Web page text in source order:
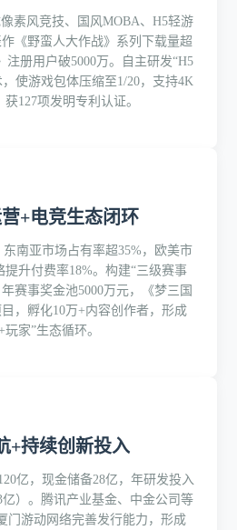
素风竞技、国风MOBA、H5轻游
《野蛮人大作战》系列下载量超
注册用户破5000万。自主研发“H5
使游戏包体压缩至1/20，支持4K
127项发明专利认证。
+电竞生态闭环
南亚市场占有率超35%，欧美市
提升付费率18%。构建“三级赛事
赛事奖金池5000万元，《梦三国
，孵化10万+内容创作者，形成
玩家”生态循环。
+持续创新投入
亿，现金储备28亿，年研发投入
亿）。腾讯产业基金、中金公司等
门游动网络完善发行能力，形成